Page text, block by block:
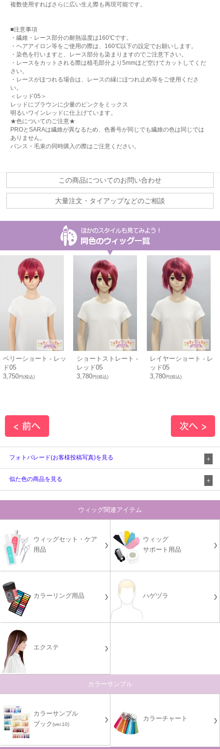
複数使用すればさらに広い生え際も再現可能です。
■注意事項
・繊維・レース部分の耐熱温度は160℃です。
・ヘアアイロン等をご使用の際は、160℃以下の設定でお願いします。
・染色を行いますと、レース部分も染まりますのでご注意下さい。
・レースをカットされる際は植毛部分より5mmほど空けてカットしてくだ
さい。
・レースがほつれる場合は、レースの縁にほつれ止め等をご使用くださ
い。
＜レッド05＞
レッドにブラウンに少量のピンクをミックス
明るいワインレッドに仕上げています。
★色についてのご注意★
PROとSARAは繊維が異なるため、色番号が同じでも繊維の色は同じでは
ありません。
バンス・毛束の同時購入の際はご注意ください。
この商品についてのお問い合わせ
大量注文・タイアップなどのご相談
ベリーショート - レッ
ド05
3,750円(税込)
ショートストレート -
レッド05
3,780円(税込)
レイヤーショート - レ
ッド05
3,780円(税込)
フォトパレード(お客様投稿写真)を見る
似た色の商品を見る
ウィッグ関連アイテム
ウィッグセット・ケア
用品
ウィッグ
サポート用品
カラーリング用品 ハゲヅラ
エクステ
カラーサンプル
カラーサンプル
ブック(ver.10)
カラーチャート